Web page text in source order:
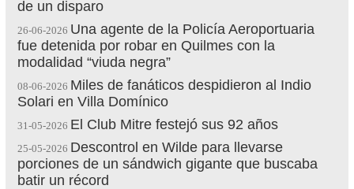
de un disparo
26-06-2026 Una agente de la Policía Aeroportuaria
fue detenida por robar en Quilmes con la
modalidad “viuda negra”
08-06-2026 Miles de fanáticos despidieron al Indio
Solari en Villa Domínico
31-05-2026 El Club Mitre festejó sus 92 años
25-05-2026 Descontrol en Wilde para llevarse
porciones de un sándwich gigante que buscaba
batir un récord